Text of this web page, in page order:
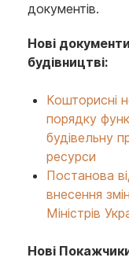
документів.
Нові
будівництві:
Кошторисні
порядку
будівельну
ресурси
Постанова
внесення
Міністрів
Нові